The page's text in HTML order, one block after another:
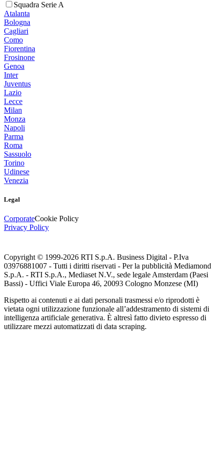
Squadra Serie A
Atalanta
Bologna
Cagliari
Como
Fiorentina
Frosinone
Genoa
Inter
Juventus
Lazio
Lecce
Milan
Monza
Napoli
Parma
Roma
Sassuolo
Torino
Udinese
Venezia
Legal
CorporateCookie Policy
Privacy Policy
Copyright © 1999-2026 RTI S.p.A. Business Digital - P.Iva
03976881007 - Tutti i diritti riservati - Per la pubblicità Mediamond
S.p.A. - RTI S.p.A., Mediaset N.V., sede legale Amsterdam (Paesi
Bassi) - Uffici Viale Europa 46, 20093 Cologno Monzese (MI)
Rispetto ai contenuti e ai dati personali trasmessi e/o riprodotti è
vietata ogni utilizzazione funzionale all’addestramento di sistemi di
intelligenza artificiale generativa. È altresì fatto divieto espresso di
utilizzare mezzi automatizzati di data scraping.